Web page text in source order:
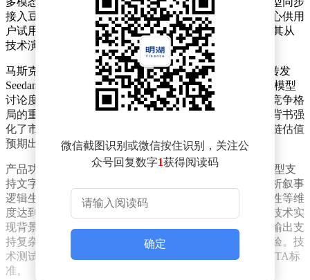
接入豆包、即梦等消费端产品，并开放火山方舟体验中心供用
户试用，企业级API服务计划于2月中下旬上线，标志着其从
技术演示向标准化商业工具转型。
马斯克在社交平台X的公开互动成为关键传播节点。其转发
Seedance 2.0演示视频并评论"It's happening fast"，推动该模型
讨论度突破技术圈层，引发科技投资界对视频生成赛道竞争格
局的重新评估。尽管未涉及具体技术参数，但马斯克的背书强
化了市场对字节跳动多模态技术进展的认知，相关产业链估值
预期出现波动。
产品功能层面，Seedance 2.0聚焦专业生产场景需求。模型支
持文字、图片、音频、视频四模态混合输入，可自动解析叙事
逻辑生成连贯镜头序列，在角色一致性、光影风格统一性等维
度达到行业领先水平。其核心创新包括：原声音画同步技术实
现背景音乐、环境音效与画面节奏精准对齐；多轨并行输出支
持复杂音频编辑；新增视频延长功能强化导演级操控体验。技
术测试显示，该模型在运动场景生成可用率达到业界SOTA标
准。
微信截图识别或微信按住识别，关注公
众号回复数字1获得阅读码
确定